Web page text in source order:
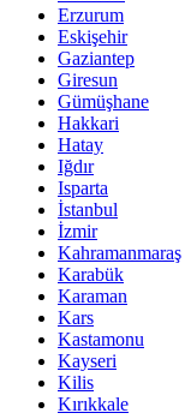
Erzurum
Eskişehir
Gaziantep
Giresun
Gümüşhane
Hakkari
Hatay
Iğdır
Isparta
İstanbul
İzmir
Kahramanmaraş
Karabük
Karaman
Kars
Kastamonu
Kayseri
Kilis
Kırıkkale